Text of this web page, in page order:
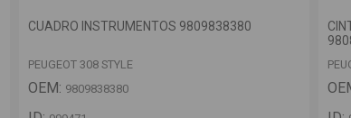
CUADRO INSTRUMENTOS 9809838380
PEUGEOT 308 STYLE
OEM: 9809838380